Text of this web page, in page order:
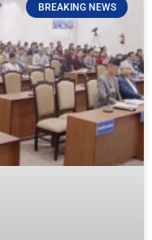
BREAKING NEWS